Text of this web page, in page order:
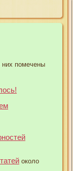
них помечены
около